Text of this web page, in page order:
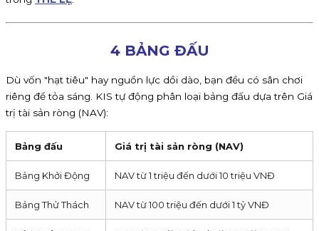
4 BẢNG ĐẤU
Dù vốn "hạt tiêu" hay nguồn lực dồi dào, bạn đều có sân chơi
riêng để tỏa sáng. KIS tự động phân loại bảng đấu dựa trên Giá
trị tài sản ròng (NAV):
Bảng đấu Giá trị tài sản ròng (NAV)
Bảng Khởi Động NAV từ 1 triệu đến dưới 10 triệu VNĐ
Bảng Thử Thách NAV từ 100 triệu đến dưới 1 tỷ VNĐ